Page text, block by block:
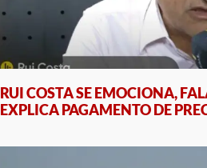
RUI COSTA SE EMOCIONA,
EXPLICA PAGAMENTO DE